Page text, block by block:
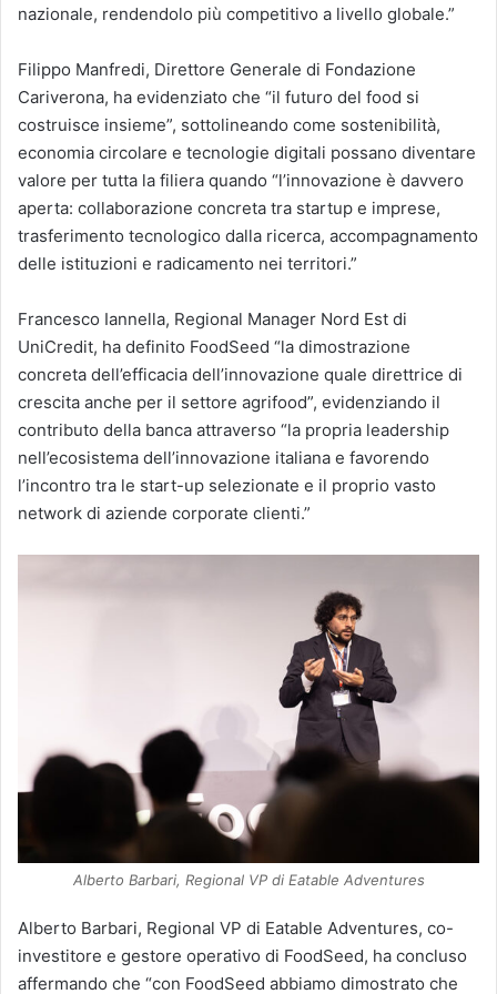
nazionale, rendendolo più competitivo a livello globale.”
Filippo Manfredi, Direttore Generale di Fondazione
Cariverona, ha evidenziato che “il futuro del food si
costruisce insieme”, sottolineando come sostenibilità,
economia circolare e tecnologie digitali possano diventare
valore per tutta la filiera quando “l’innovazione è davvero
aperta: collaborazione concreta tra startup e imprese,
trasferimento tecnologico dalla ricerca, accompagnamento
delle istituzioni e radicamento nei territori.”
Francesco Iannella, Regional Manager Nord Est di
UniCredit, ha definito FoodSeed “la dimostrazione
concreta dell’efficacia dell’innovazione quale direttrice di
crescita anche per il settore agrifood”, evidenziando il
contributo della banca attraverso “la propria leadership
nell’ecosistema dell’innovazione italiana e favorendo
l’incontro tra le start-up selezionate e il proprio vasto
network di aziende corporate clienti.”
Alberto Barbari, Regional VP di Eatable Adventures
Alberto Barbari, Regional VP di Eatable Adventures, co-
investitore e gestore operativo di FoodSeed, ha concluso
affermando che “con FoodSeed abbiamo dimostrato che